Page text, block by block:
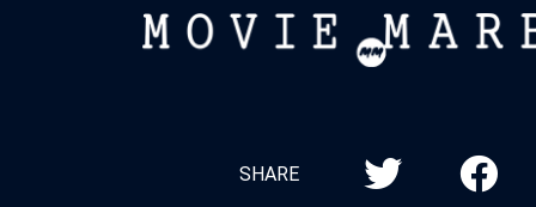
MOVIE
SHARE